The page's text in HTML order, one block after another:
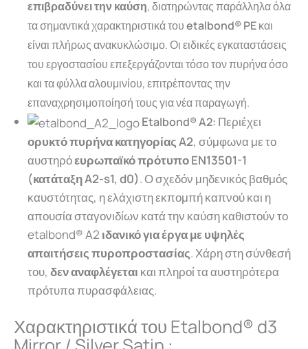
επιβραδύνει την καύση, διατηρώντας παράλληλα όλα
τα σημαντικά χαρακτηριστικά τουetalbond® PEκαι
είναι πλήρως ανακυκλώσιμο. Οι ειδικές εγκαταστάσεις
του εργοστασίου επεξεργάζονται τόσο τον πυρήνα όσο
και τα φύλλα αλουμινίου, επιτρέποντας την
επαναχρησιμοποίησή τους για νέα παραγωγή.
Etalbond® A2: Περιέχει
ορυκτό πυρήνα κατηγορίας A2, σύμφωνα με το
αυστηρόευρωπαϊκό πρότυπο EN13501-1
(κατάταξη A2-s1, d0). Ο σχεδόν μηδενικός βαθμός
καυστότητας, η ελάχιστη εκπομπή καπνού και η
απουσία σταγονιδίων κατά την καύση καθιστούν το
etalbond® A2 ιδανικό για έργα με υψηλές
απαιτήσεις πυροπροστασίας. Χάρη στη σύνθεσή
του, δεν αναφλέγεται και πληροί τα αυστηρότερα
πρότυπα πυρασφάλειας.
Χαρακτηριστικά του Etalbond® d3